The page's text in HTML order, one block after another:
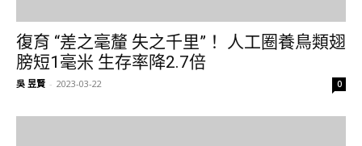
復育 “差之毫釐 失之千里”！ 人工圈養鳥類翅
膀短1毫米 生存率降2.7倍
吳 昱賢 - 2023-03-22 0